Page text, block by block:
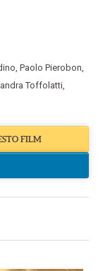
Paolo Pierobon
Toffolatti
FILM